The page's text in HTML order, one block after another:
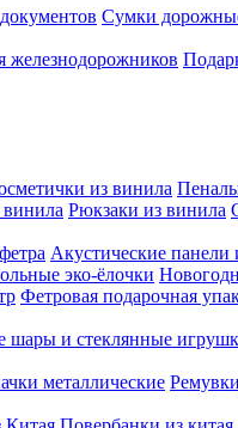
Сумки
железнодорожников
из винила
Рюкзаки из винила
Акустические панели
эко-ёлочки
Фетровая подарочная
шары и стеклянные
металлические Ремувки